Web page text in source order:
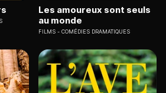
Les amoureux sont seuls
au monde
FILMS COMÉDIES DRAMATIQUES